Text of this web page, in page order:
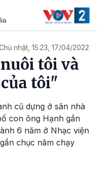
nhật, 15:23, 17/04/2022
tôi và
tôi"
cũ dựng ở sân nhà
con ông Hạnh gần
6 năm ở Nhạc viện
chục năm chạy